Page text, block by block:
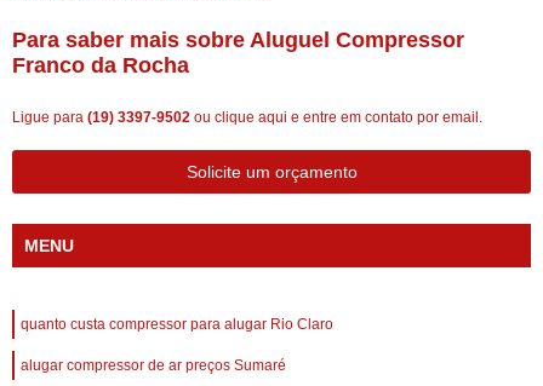
Para saber mais sobre Aluguel Compressor
Franco da Rocha
Ligue para (19) 3397-9502 ou clique aqui e entre em contato por email.
Solicite um orçamento
MENU
quanto custa compressor para alugar Rio Claro
alugar compressor de ar preços Sumaré